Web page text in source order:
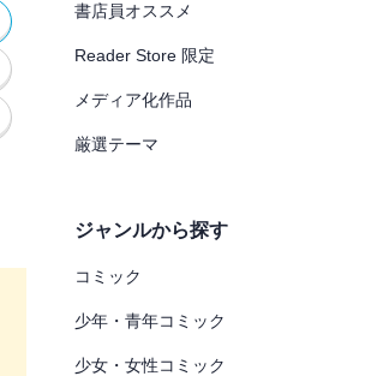
書店員オススメ
Reader Store 限定
メディア化作品
厳選テーマ
ジャンルから探す
コミック
少年・青年コミック
少女・女性コミック